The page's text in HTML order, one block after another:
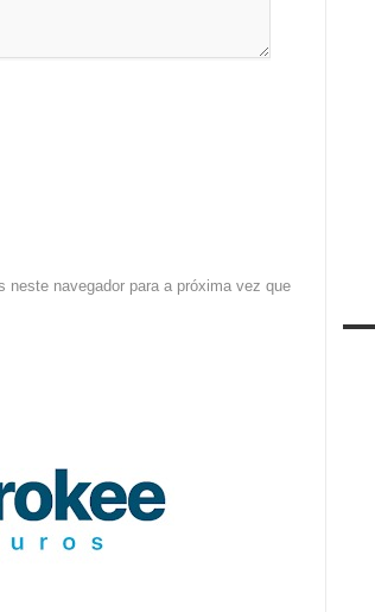
neste navegador para a próxima vez que